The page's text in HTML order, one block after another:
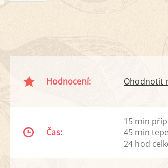
Hodnocení: Ohodnotit
Čas:
15 min
45 min
24 hod